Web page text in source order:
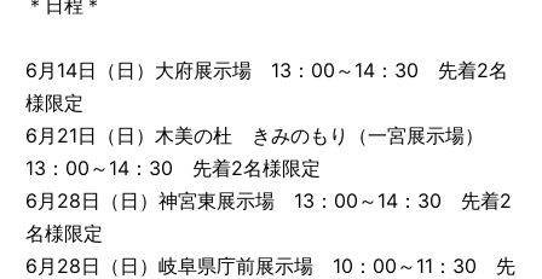
6月14日（日）大府展示場 13：00～14：30 先着2名
様限定
6月21日（日）木美の杜 きみのもり（一宮展示場）
13：00～14：30 先着2名様限定
6月28日（日）神宮東展示場 13：00～14：30 先着2
名様限定
6月28日（日）岐阜県庁前展示場 10：00～11：30 先